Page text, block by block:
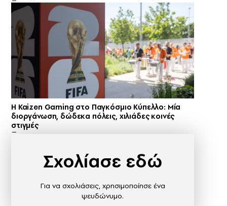
H Kaizen Gaming στο Παγκόσμιο Kύπελλο: Μία
διοργάνωση, δώδεκα πόλεις, χιλιάδες κοινές
στιγμές
Σχολίασε εδώ
Για να σχολιάσεις, χρησιμοποίησε ένα
ψευδώνυμο.